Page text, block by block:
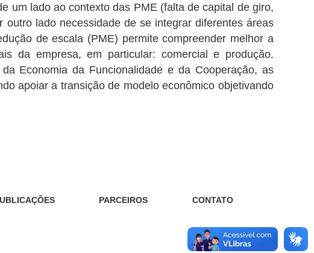
um lado ao contexto das PME (falta de capital de giro,
lado necessidade de se integrar diferentes áreas
de escala (PME) permite compreender melhor a
da empresa, em particular: comercial e produção.
Economia da Funcionalidade e da Cooperação, as
apoiar a transição de modelo econômico objetivando
PARCEIROS CONTATO